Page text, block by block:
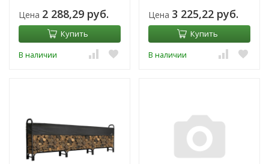
Цена 2 288,29 руб.
Купить
В наличии
Цена 3 225,22 руб.
Купить
В наличии